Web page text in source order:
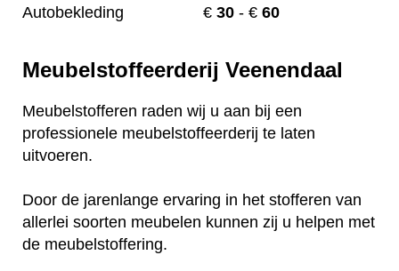
Autobekleding
€ 30 - € 60
Meubelstoffeerderij Veenendaal
Meubelstofferen raden wij u aan bij een
professionele meubelstoffeerderij te laten
uitvoeren.
Door de jarenlange ervaring in het stofferen van
allerlei soorten meubelen kunnen zij u helpen met
de meubelstoffering.